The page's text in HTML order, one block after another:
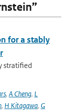
for a stably
stratified
, A Cheng, L
, H Kitagawa, G